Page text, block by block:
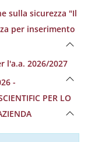
sulla sicurezza "Il
per inserimento
l'a.a. 2026/2027
-
PER LO